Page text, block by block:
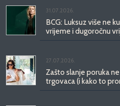
31.07.2026.
BCG: Luksuz više ne
vrijeme i dugoročnu
27.07.2026.
Zašto slanje poruka
trgovaca (i kako to